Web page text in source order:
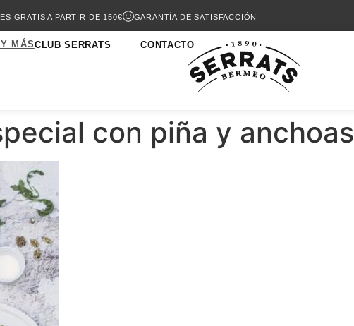
GRATIS A PARTIR DE 150€ GARANTÍA DE SATISFACCIÓN
MÁSCLUB SERRATS CONTACTO
con piña y anchoas